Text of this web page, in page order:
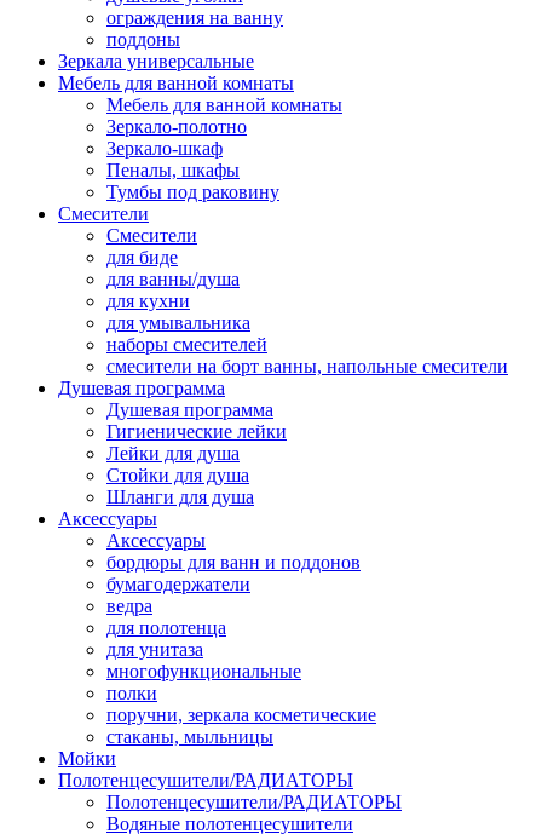
ограждения на ванну
поддоны
Зеркала универсальные
Мебель для ванной комнаты
Мебель для ванной комнаты
Зеркало-полотно
Зеркало-шкаф
Пеналы, шкафы
Тумбы под раковину
Смесители
Смесители
для биде
для ванны/душа
для кухни
для умывальника
наборы смесителей
смесители на борт ванны, напольные смесители
Душевая программа
Душевая программа
Гигиенические лейки
Лейки для душа
Стойки для душа
Шланги для душа
Аксессуары
Аксессуары
бордюры для ванн и поддонов
бумагодержатели
ведра
для полотенца
для унитаза
многофункциональные
полки
поручни, зеркала косметические
стаканы, мыльницы
Мойки
Полотенцесушители/РАДИАТОРЫ
Полотенцесушители/РАДИАТОРЫ
Водяные полотенцесушители